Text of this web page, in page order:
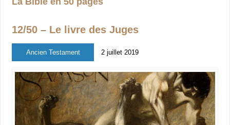
12/50 – Le livre des Juges
Ancien Testament 2 juillet 2019